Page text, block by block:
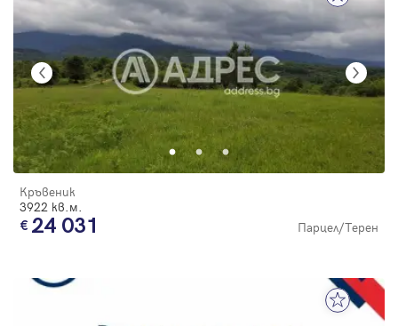
Кръвеник
3922 кв.м.
24 031 Парцел/Терен